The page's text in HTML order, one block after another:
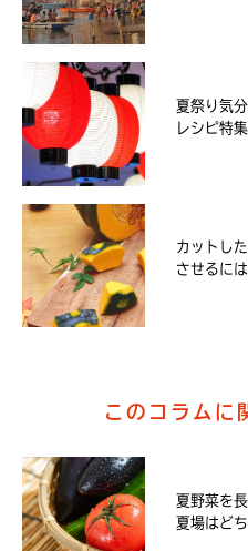
夏祭り気
レシピ特集
カットし
させるに
このコラムに
夏野菜を
夏場はど